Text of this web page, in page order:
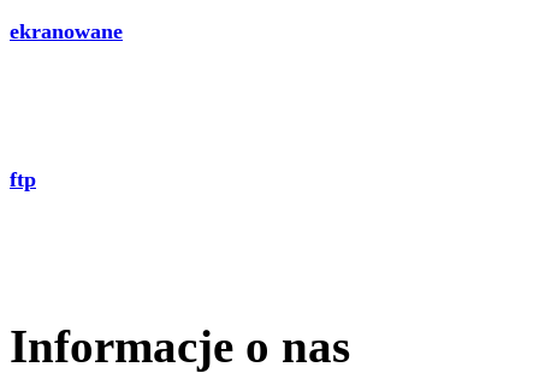
ekranowane
ftp
Informacje o nas